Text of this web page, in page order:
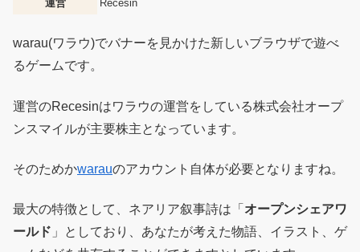
運営
Recesin
warau(ワラウ)でバナーを見かけた新しいブラウザで遊べ
るゲームです。
運営のRecesinはワラウの運営をしている株式会社オープ
ンスマイルが主要株主となっています。
そのためかwarauのアカウント自体が必要となりますね。
最大の特徴として、ネアリア叙事詩は「 オープンシェアワ
ールド 」としており、あなたが考えた物語、イラスト、ゲ